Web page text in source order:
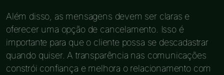
Além disso, as mensagens devem ser claras e
oferecer uma opção de cancelamento. Isso é
importante para que o cliente possa se descadastrar
quando quiser. A transparência nas comunicações
constrói confiança e melhora o relacionamento com